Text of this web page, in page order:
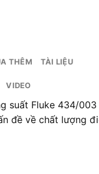
THÊM TÀI LIỆU
VIDEO
suất Fluke 434/
đề về chất lượng